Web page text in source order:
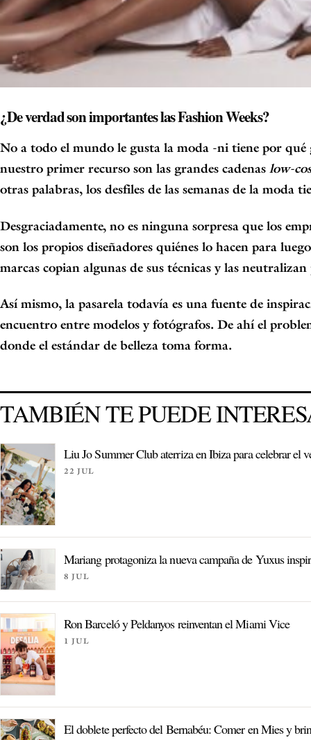
¿De verdad son importantes las Fashion Weeks?
No a todo el mundo le gusta la moda -ni tiene por
nuestro primer recurso son las grandes cadenas low-
otras palabras, los desfiles de las semanas de la moda
Desgraciadamente, no es ninguna sorpresa que los
son los propios diseñadores quiénes lo hacen para
marcas copian algunas de sus técnicas y las
Así mismo, la pasarela todavía es una fuente de
encuentro entre modelos y fotógrafos. De ahí el
donde el estándar de belleza toma forma.
TAMBIÉN TE PUEDE
Liu Jo Summer Club aterriza en Ibiza para celebrar el
22 JUL
Mariang protagoniza la nueva campaña de Yuxus
8 JUL
Ron Barceló y Peldanyos reinventan el Miami Vice
1 JUL
El doblete perfecto del Bernabéu: Comer en Mies y